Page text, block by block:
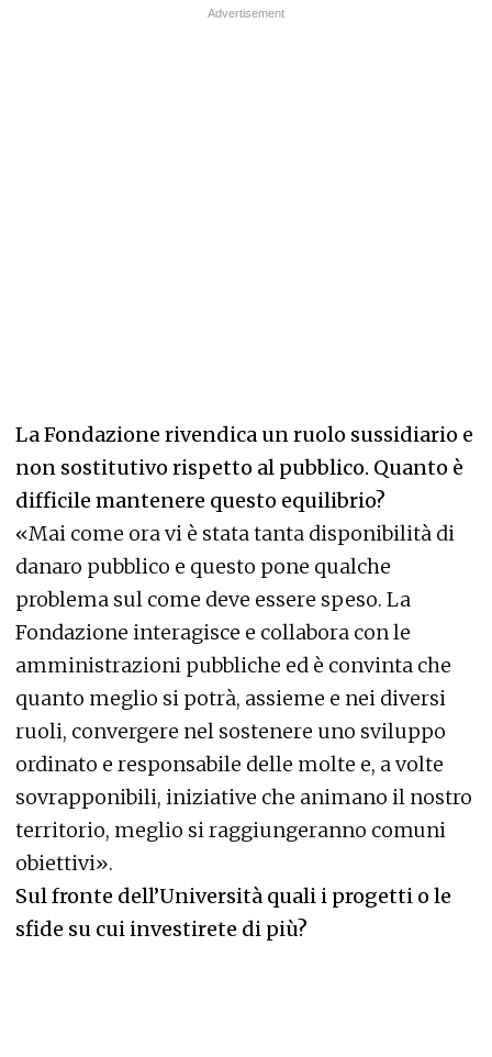
La Fondazione rivendica un ruolo sussidiario e
non sostitutivo rispetto al pubblico. Quanto è
difficile mantenere questo equilibrio?
«Mai come ora vi è stata tanta disponibilità di
danaro pubblico e questo pone qualche
problema sul come deve essere speso. La
Fondazione interagisce e collabora con le
amministrazioni pubbliche ed è convinta che
quanto meglio si potrà, assieme e nei diversi
ruoli, convergere nel sostenere uno sviluppo
ordinato e responsabile delle molte e, a volte
sovrapponibili, iniziative che animano il nostro
territorio, meglio si raggiungeranno comuni
obiettivi».
Sul fronte dell’Università quali i progetti o le
sfide su cui investirete di più?